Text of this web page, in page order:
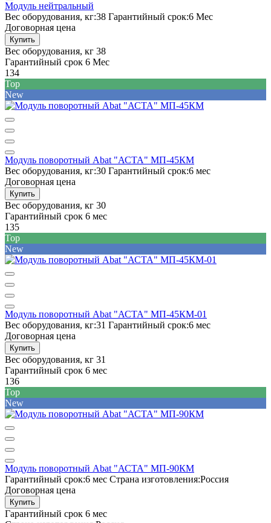
Модуль нейтральный
Вес оборудования, кг:38 Гарантийный срок:6 Мес
Договорная цена
Купить
Вес оборудования, кг 38
Гарантийный срок 6 Мес
134
Top
New
Модуль поворотный Abat "АСТА" МП-45КМ
Вес оборудования, кг:30 Гарантийный срок:6 мес
Договорная цена
Купить
Вес оборудования, кг 30
Гарантийный срок 6 мес
135
Top
New
Модуль поворотный Abat "АСТА" МП-45КМ-01
Вес оборудования, кг:31 Гарантийный срок:6 мес
Договорная цена
Купить
Вес оборудования, кг 31
Гарантийный срок 6 мес
136
Top
New
Модуль поворотный Abat "АСТА" МП-90КМ
Гарантийный срок:6 мес Страна изготовления:Россия
Договорная цена
Купить
Гарантийный срок 6 мес